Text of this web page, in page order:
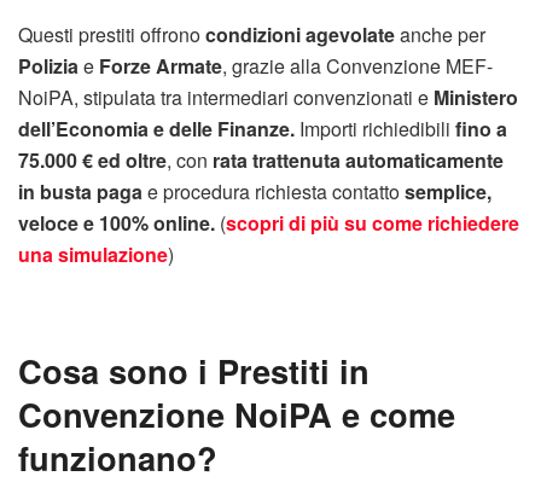
Questi prestiti offronocondizioni agevolateanche per
Poliziae Forze Armate, grazie alla Convenzione MEF-
NoiPA, stipulata tra intermediari convenzionati e Ministero
dell’Economia e delle Finanze. Importi richiedibili fino a
75.000 € ed oltre, con rata trattenuta automaticamente
in busta pagae procedura richiesta contattosemplice,
veloce e 100% online. (scopri di più su come richiedere
una simulazione)
Cosa sono i Prestiti in
Convenzione NoiPA e come
funzionano?